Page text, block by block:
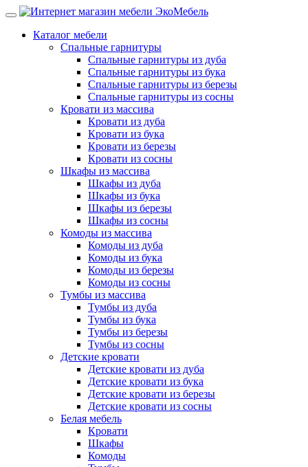
Каталог мебели
Спальные гарнитуры
Спальные гарнитуры из дуба
Спальные гарнитуры из бука
Спальные гарнитуры из березы
Спальные гарнитуры из сосны
Кровати из массива
Кровати из дуба
Кровати из бука
Кровати из березы
Кровати из сосны
Шкафы из массива
Шкафы из дуба
Шкафы из бука
Шкафы из березы
Шкафы из сосны
Комоды из массива
Комоды из дуба
Комоды из бука
Комоды из березы
Комоды из сосны
Тумбы из массива
Тумбы из дуба
Тумбы из бука
Тумбы из березы
Тумбы из сосны
Детские кровати
Детские кровати из дуба
Детские кровати из бука
Детские кровати из березы
Детские кровати из сосны
Белая мебель
Кровати
Шкафы
Комоды